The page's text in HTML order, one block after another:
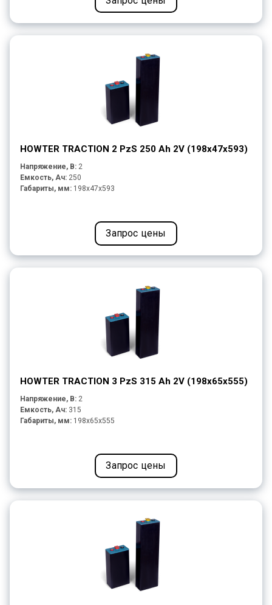
HOWTER TRACTION 2 PzS 250 Ah 2V (198x47x593)
Напряжение, В: 2
Емкость, Ач: 250
Габариты, мм: 198x47x593
Запрос цены
HOWTER TRACTION 3 PzS 315 Ah 2V (198x65x555)
Напряжение, В: 2
Емкость, Ач: 315
Габариты, мм: 198x65x555
Запрос цены